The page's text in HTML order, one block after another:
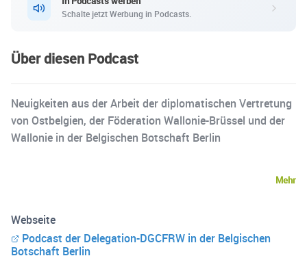
Schalte jetzt Werbung in Podcasts.
Über diesen Podcast
Neuigkeiten aus der Arbeit der diplomatischen Vertretung
von Ostbelgien, der Föderation Wallonie-Brüssel und der
Wallonie in der Belgischen Botschaft Berlin
Mehr
Webseite
Podcast der Delegation-DGCFRW in der Belgischen
Botschaft Berlin